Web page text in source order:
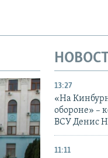
13:27
«На
обороне» –
ВСУ Денис
11:11